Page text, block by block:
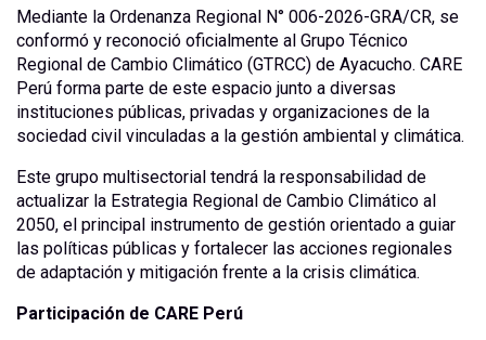
Mediante la Ordenanza Regional N° 006-2026-GRA/CR, se
conformó y reconoció oficialmente al Grupo Técnico
Regional de Cambio Climático (GTRCC) de Ayacucho. CARE
Perú forma parte de este espacio junto a diversas
instituciones públicas, privadas y organizaciones de la
sociedad civil vinculadas a la gestión ambiental y climática.
Este grupo multisectorial tendrá la responsabilidad de
actualizar la Estrategia Regional de Cambio Climático al
2050, el principal instrumento de gestión orientado a guiar
las políticas públicas y fortalecer las acciones regionales
de adaptación y mitigación frente a la crisis climática.
Participación de CARE Perú